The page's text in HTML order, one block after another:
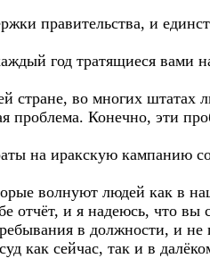
правительства, и
год тратящиеся вами
стране, во многих штатах
проблема. Конечно, эти
на иракскую кампанию
волнуют людей как в
отчёт, и я надеюсь, что вы
в должности, и
как сейчас, так и в